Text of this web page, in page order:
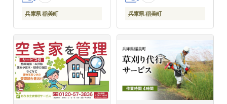
兵庫県 稲美町 兵庫県 稲美町